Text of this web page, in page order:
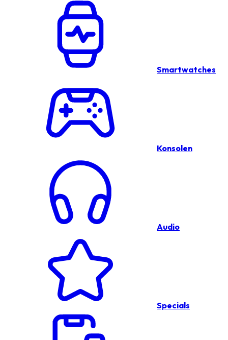
Smartwatches
Konsolen
Audio
Specials